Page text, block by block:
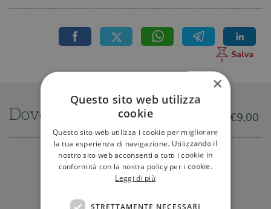
Dove trovarlo €9,00
IN LIBRERIA
×
Questo sito web utilizza
cookie
Questo sito web utilizza i cookie per migliorare
la tua esperienza di navigazione. Utilizzando il
nostro sito web acconsenti a tutti i cookie in
conformità con la nostra policy per i cookie.
Leggi di più
STRETTAMENTE NECESSARI